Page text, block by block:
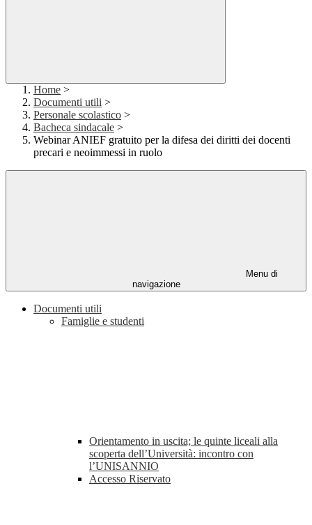
Home >
Documenti utili >
Personale scolastico >
Bacheca sindacale >
Webinar ANIEF gratuito per la difesa dei diritti dei docenti
precari e neoimmessi in ruolo
Menu di
navigazione
Documenti utili
Famiglie e studenti
Orientamento in uscita; le quinte liceali alla
scoperta dell’Università: incontro con
l’UNISANNIO
Accesso Riservato